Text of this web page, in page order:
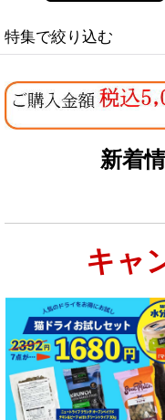
特集で絞り込む
なちゅのオリジナルセット
お試しドライフー
特集：大型犬＆多
特集 グリーントライプ
特集 フリーズド
特集 エアドライ
新着
キャ